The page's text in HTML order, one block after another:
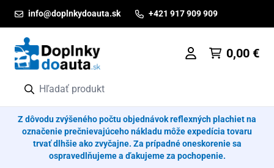
info@doplnkydoauta.sk +421 917 909 909
0,00 €
Z dôvodu zvýšeného počtu objednávok reflexných plachiet na
označenie prečnievajúceho nákladu môže expedícia tovaru
trvať dlhšie ako zvyčajne. Za prípadné oneskorenie sa
ospravedlňujeme a ďakujeme za pochopenie.